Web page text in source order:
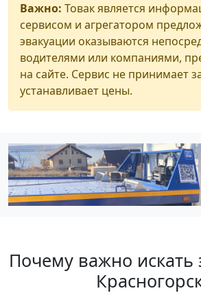
Важно: Товак является
сервисом и агрегатором
эвакуации оказываются
водителями или компаниями,
на сайте. Сервис не принимает
устанавливает цены.
Почему важно искать